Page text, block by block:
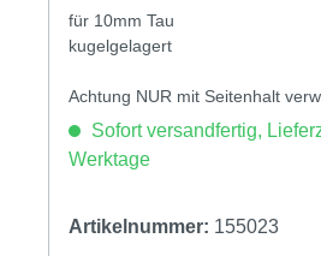
für 10mm Tau
kugelgelagert
Achtung NUR mit Seitenhalt
Sofort versandfertig,
Werktage
Artikelnummer: 155023